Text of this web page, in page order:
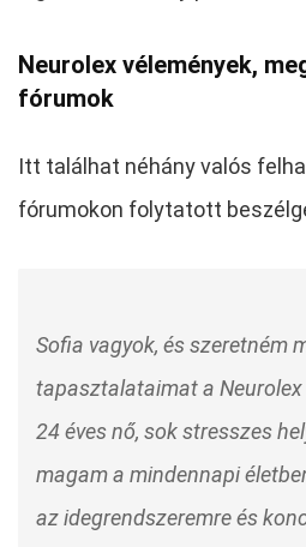
Neurolex vélemények,
fórumok
Itt találhat néhány valós
fórumokon folytatott
Sofia vagyok, és szeretném
tapasztalataimat a
24 éves nő, sok stresszes
magam a mindennapi
az idegrendszeremre és